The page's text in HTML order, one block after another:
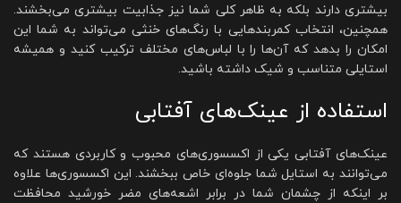
بیشتری دارند بلکه به ظاهر کلی شما نیز جذابیت بیشتری می‌بخشند.
همچنین، انتخاب کمربندهایی با رنگ‌های خنثی می‌تواند به شما این
امکان را بدهد که آن‌ها را با لباس‌های مختلف ترکیب کنید و همیشه
استایلی متناسب و شیک داشته باشید.
استفاده از عینک‌های آفتابی
عینک‌های آفتابی یکی از اکسسوری‌های محبوب و کاربردی هستند که
می‌توانند به استایل شما جلوه‌ای خاص ببخشند. این اکسسوری‌ها علاوه
بر اینکه از چشمان شما در برابر اشعه‌های مضر خورشید محافظت